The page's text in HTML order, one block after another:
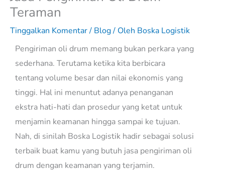
Teraman
Tinggalkan Komentar/ Blog/ Oleh Boska Logistik
Pengiriman oli drum memang bukan perkara yang
sederhana. Terutama ketika kita berbicara
tentang volume besar dan nilai ekonomis yang
tinggi. Hal ini menuntut adanya penanganan
ekstra hati-hati dan prosedur yang ketat untuk
menjamin keamanan hingga sampai ke tujuan.
Nah, di sinilah Boska Logistik hadir sebagai solusi
terbaik buat kamu yang butuh jasa pengiriman oli
drum dengan keamanan yang terjamin.